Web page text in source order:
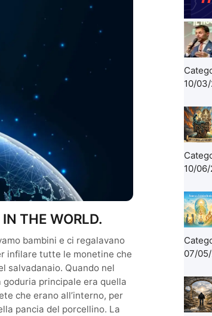
THE WORLD.
bambini e ci regalavano
infilare tutte le monetine che
salvadanaio. Quando nel
goduria principale era quella
che erano all’interno, per
pancia del porcellino. La
10/
10/
07/